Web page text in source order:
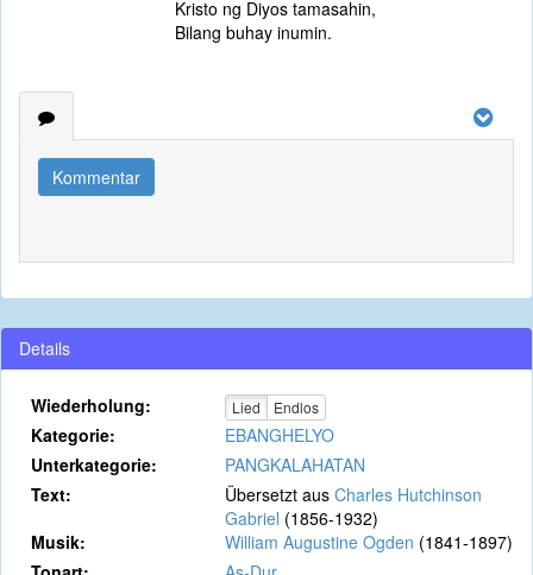
Kristo ng Diyos tamasahin,
Bilang buhay inumin.
Kommentar
Details
Wiederholung: Lied Endlos
Kategorie:
EBANGHELYO
Unterkategorie:
PANGKALAHATAN
Text:
Übersetzt aus Charles Hutchinson
Gabriel (1856-1932)
Musik:
William Augustine Ogden (1841-1897)